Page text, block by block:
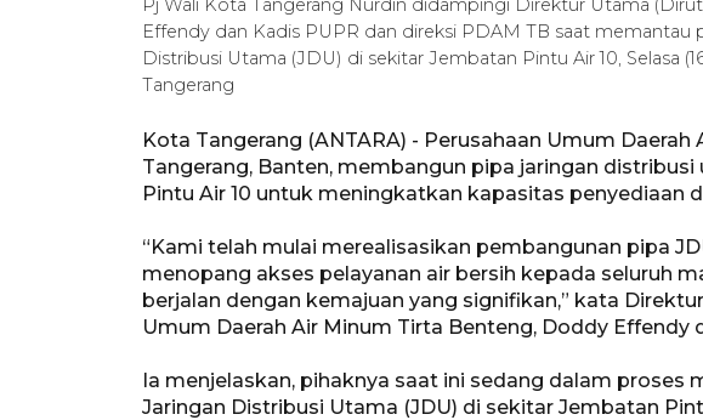
Pj Wali Kota Tangerang Nurdin didampingi Direktur Utama
Effendy dan Kadis PUPR dan direksi PDAM TB saat
Distribusi Utama (JDU) di sekitar Jembatan Pintu Air 10, Selasa
Tangerang
Kota Tangerang (ANTARA) - Perusahaan Umum
Tangerang, Banten, membangun pipa jaringan
Pintu Air 10 untuk meningkatkan kapasitas penyediaan
“Kami telah mulai merealisasikan pembangunan pipa
menopang akses pelayanan air bersih kepada seluruh
berjalan dengan kemajuan yang signifikan,” kata
Umum Daerah Air Minum Tirta Benteng, Doddy Effendy
Ia menjelaskan, pihaknya saat ini sedang dalam proses
Jaringan Distribusi Utama (JDU) di sekitar Jembatan